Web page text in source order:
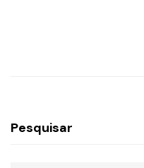
Pesquisar